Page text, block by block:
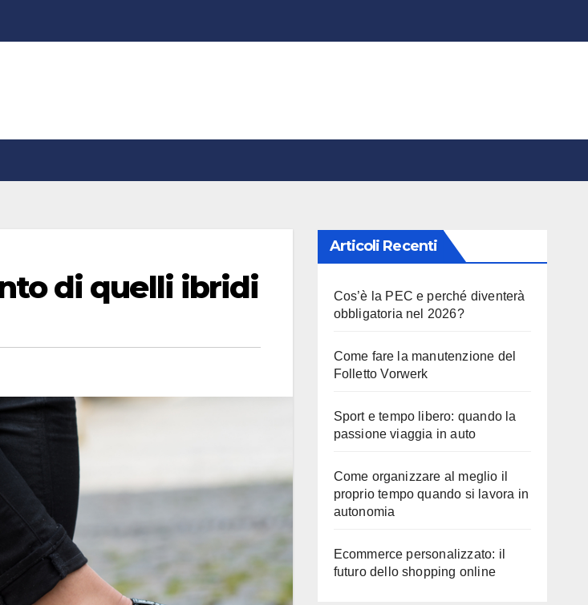
di quelli ibridi
Articoli Recenti
Cos’è la PEC e perché diventerà
obbligatoria nel 2026?
Come fare la manutenzione del
Folletto Vorwerk
Sport e tempo libero: quando la
passione viaggia in auto
Come organizzare al meglio il
proprio tempo quando si lavora in
autonomia
Ecommerce personalizzato: il
futuro dello shopping online